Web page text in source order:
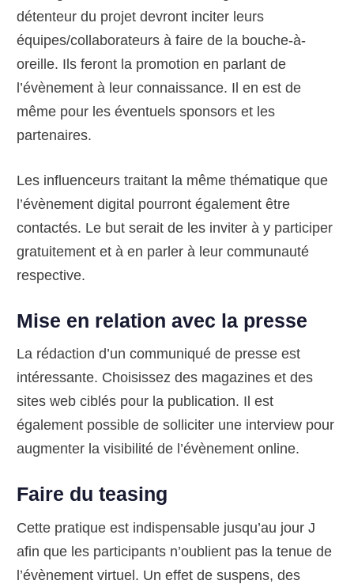
détenteur du projet devront inciter leurs
équipes/collaborateurs à faire de la bouche-à-
oreille. Ils feront la promotion en parlant de
l’évènement à leur connaissance. Il en est de
même pour les éventuels sponsors et les
partenaires.
Les influenceurs traitant la même thématique que
l’évènement digital pourront également être
contactés. Le but serait de les inviter à y participer
gratuitement et à en parler à leur communauté
respective.
Mise en relation avec la presse
La rédaction d’un communiqué de presse est
intéressante. Choisissez des magazines et des
sites web ciblés pour la publication. Il est
également possible de solliciter une interview pour
augmenter la visibilité de l’évènement online.
Faire du teasing
Cette pratique est indispensable jusqu’au jour J
afin que les participants n’oublient pas la tenue de
l’évènement virtuel. Un effet de suspens, des